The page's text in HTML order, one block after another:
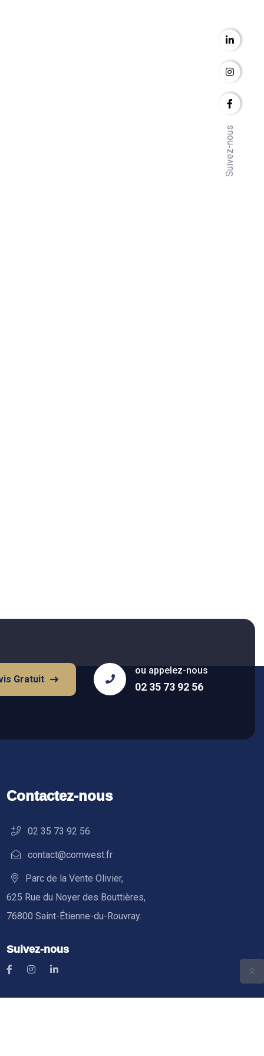
Suivez-nous
Gratuit
ou appelez-nous
02 35 73 92 56
Contactez-nous
02 35 73 92 56
contact@comwest.fr
Parc de la Vente Olivier,
625 Rue du Noyer des Bouttières,
76800 Saint-Étienne-du-Rouvray.
Suivez-nous